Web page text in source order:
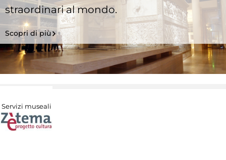
straordinari al mondo.
Scopri di più
Servizi museali